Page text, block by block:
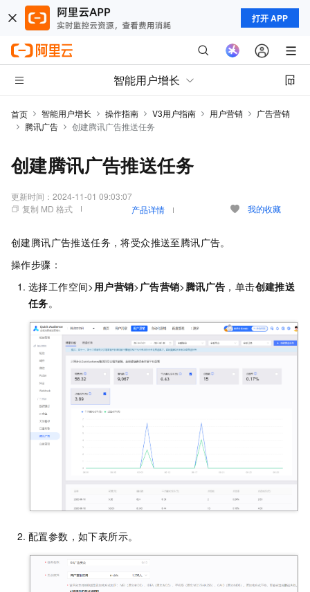
打开 APP
智能用户增长
首页 智能用户增长 操作指南 V3用户指南 用户营销
广告营销
腾讯广告
创建腾讯广告推送任务
创建腾讯广告推送任务
更新时间： 2024-11-01 09:03:07
复制 MD 格式
产品详情 我的收藏
创建腾讯广告推送任务，将受众推送至腾讯广告。
操作步骤：
选择工作空间>用户营销>广告营销>腾讯广告 ，单击创建推送
任务。
配置参数，如下表所示。